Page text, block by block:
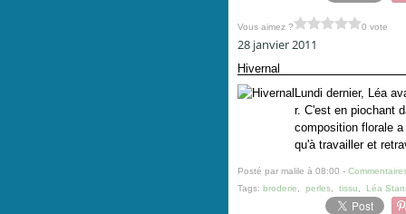
Vous aimez ? 0 vote
28 janvier 2011
Hivernal
Lundi dernier, Léa
r. C'est en piochant
composition florale
qu'à travailler et
Posté par malile à 08:00 -
Tags: broderie perles tissu Léa